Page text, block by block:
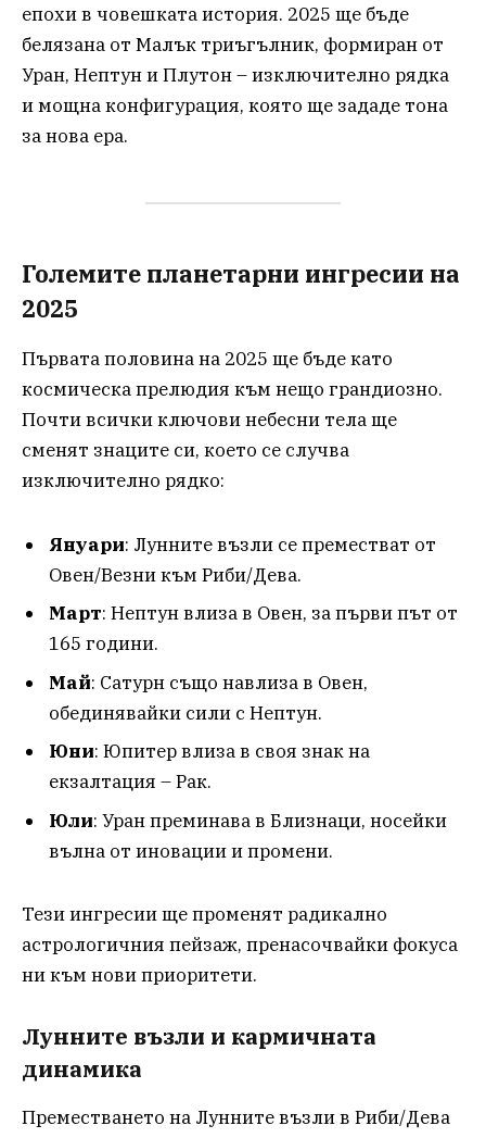
епохи в човешката история. 2025 ще бъде
белязана от Малък триъгълник, формиран от
Уран, Нептун и Плутон – изключително рядка
и мощна конфигурация, която ще зададе тона
за нова ера.
Големите планетарни ингресии на
2025
Първата половина на 2025 ще бъде като
космическа прелюдия към нещо грандиозно.
Почти всички ключови небесни тела ще
сменят знаците си, което се случва
изключително рядко:
Януари: Лунните възли се преместват от
Овен/Везни към Риби/Дева.
Март: Нептун влиза в Овен, за първи път от
165 години.
Май: Сатурн също навлиза в Овен,
обединявайки сили с Нептун.
Юни: Юпитер влиза в своя знак на
екзалтация – Рак.
Юли: Уран преминава в Близнаци, носейки
вълна от иновации и промени.
Тези ингресии ще променят радикално
астрологичния пейзаж, пренасочвайки фокуса
ни към нови приоритети.
Лунните възли и кармичната
динамика
Преместването на Лунните възли в Риби/Дева